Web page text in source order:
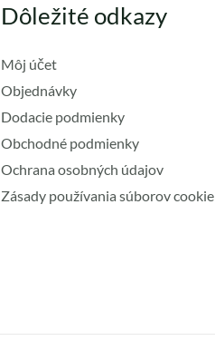
Dôležité odkazy
Môj účet
Objednávky
Dodacie podmienky
Obchodné podmienky
Ochrana osobných údajov
Zásady používania súborov cookie